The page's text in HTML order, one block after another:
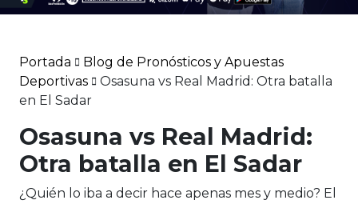
Portada
Blog de Pronósticos y Apuestas
Deportivas
Osasuna vs Real Madrid: Otra batalla
en El Sadar
Osasuna vs Real Madrid:
Otra batalla en El Sadar
¿Quién lo iba a decir hace apenas mes y medio? El